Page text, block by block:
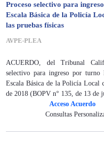
Proceso selectivo para
Escala Básica de la Policía
las pruebas físicas
AVPE-PLEA
ACUERDO, del Tribunal
selectivo para ingreso por
Escala Básica de la Policía Local
de 2018 (BOPV n° 135, de 13 de
Acceso Acuerdo
Consultas